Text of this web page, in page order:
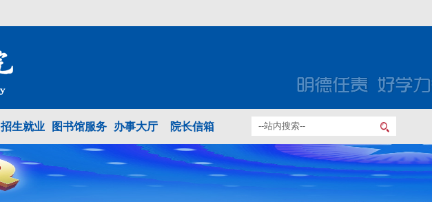
招生就业 图书馆服务 办事大厅 院长信箱